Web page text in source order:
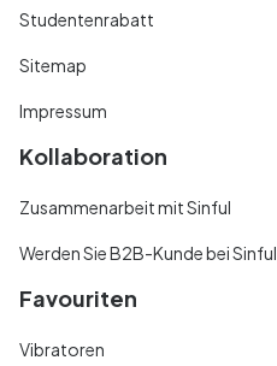
Studentenrabatt
Sitemap
Impressum
Kollaboration
Zusammenarbeit mit Sinful
Werden Sie B2B-Kunde bei Sinful
Favouriten
Vibratoren